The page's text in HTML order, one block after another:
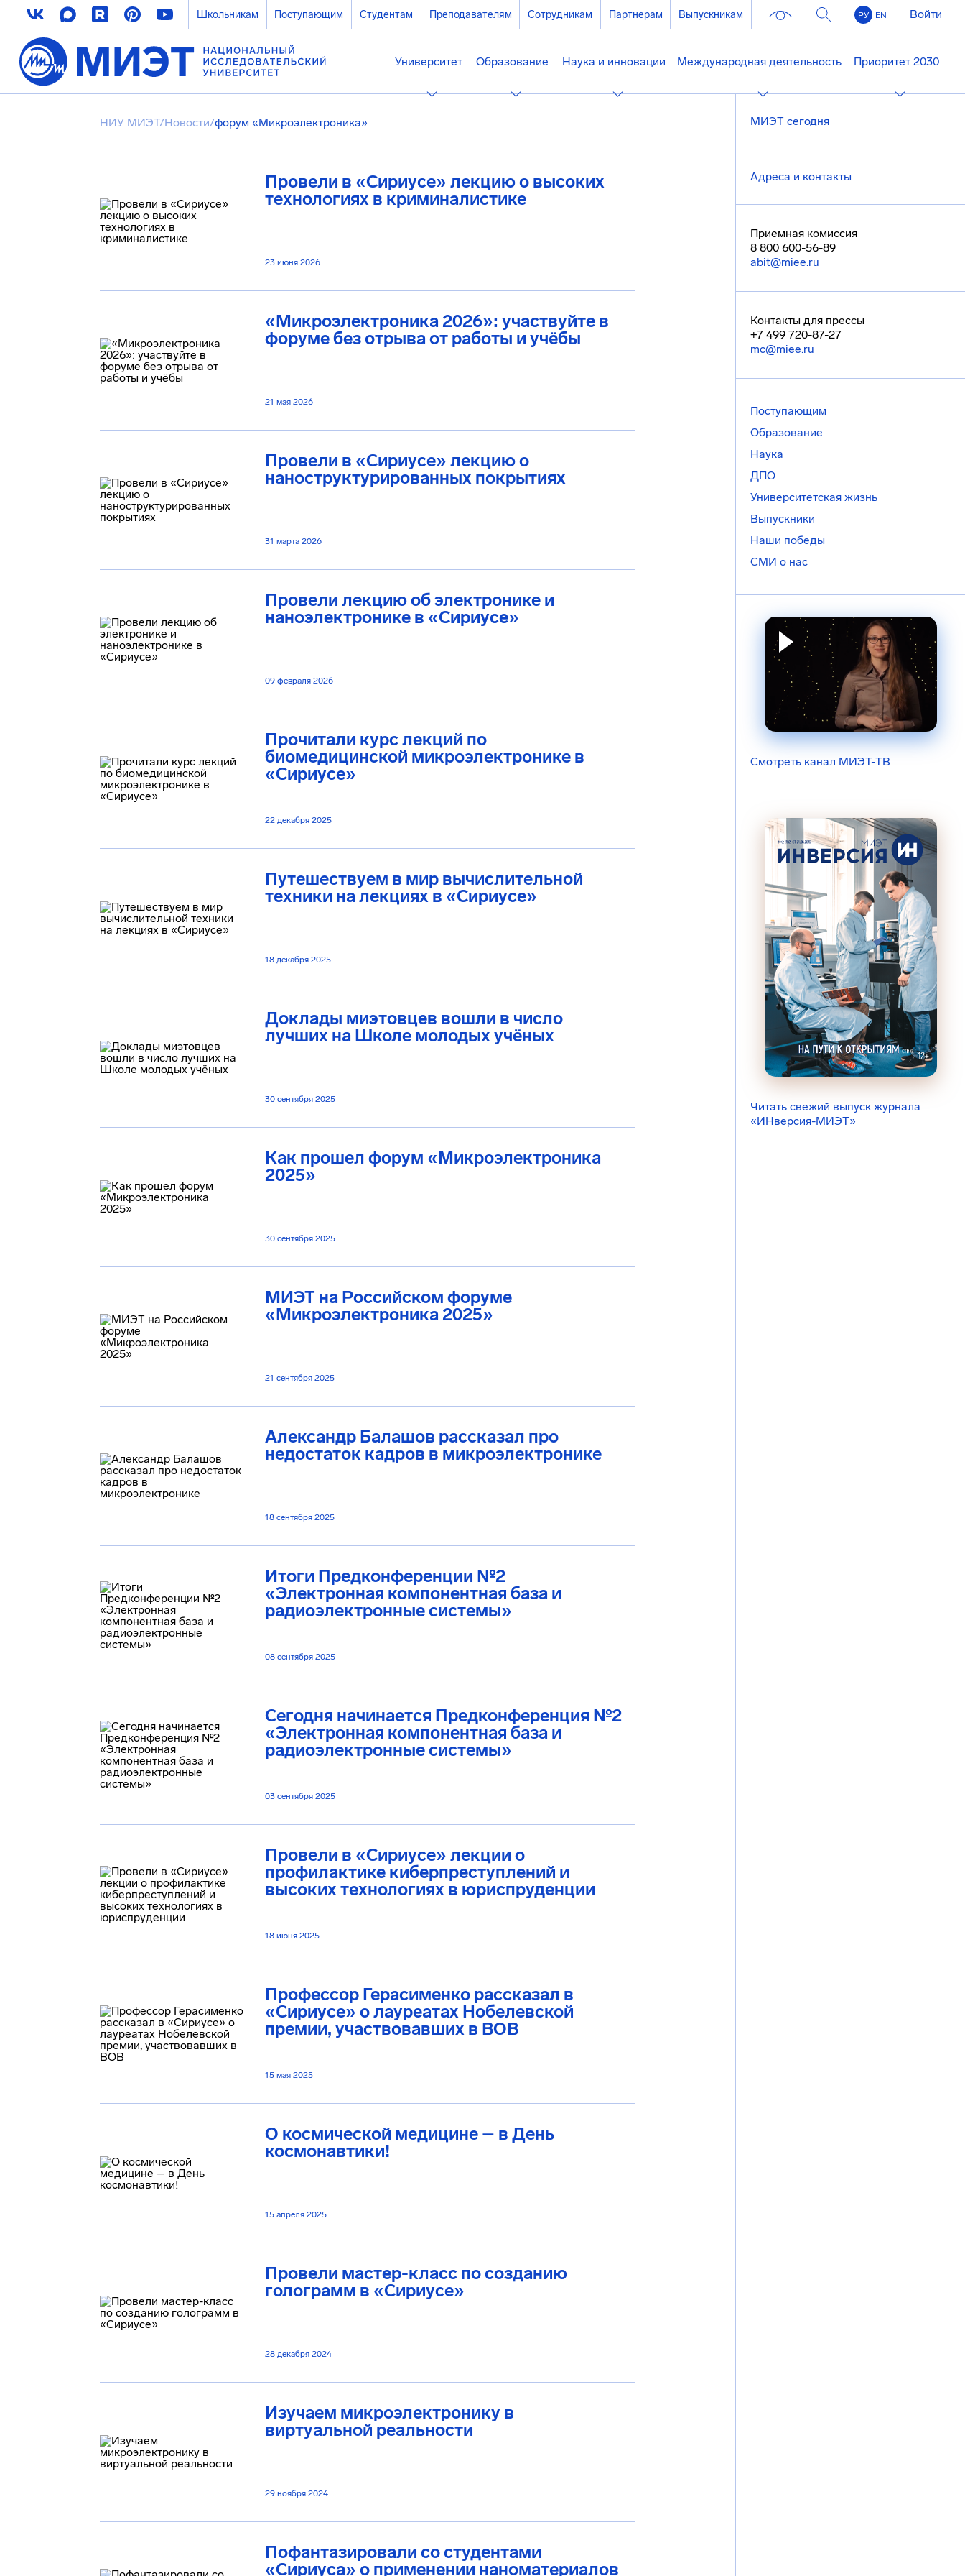
Школьникам Поступающим Студентам Преподавателям Сотрудникам Партнерам Выпускникам РУ EN Войти
Университет Образование Наука и инновации Международная деятельность Приоритет 2030
НИУ МИЭТ/Новости/форум «Микроэлектроника»
Провели в «Сириусе» лекцию о высоких
технологиях в криминалистике
23 июня 2026
«Микроэлектроника 2026»: участвуйте в
форуме без отрыва от работы и учёбы
21 мая 2026
Провели в «Сириусе» лекцию о
наноструктурированных покрытиях
31 марта 2026
Провели лекцию об электронике и
наноэлектронике в «Сириусе»
09 февраля 2026
Прочитали курс лекций по
биомедицинской микроэлектронике в
«Сириусе»
22 декабря 2025
Путешествуем в мир вычислительной
техники на лекциях в «Сириусе»
18 декабря 2025
Доклады миэтовцев вошли в число
лучших на Школе молодых учёных
30 сентября 2025
Как прошел форум «Микроэлектроника
2025»
30 сентября 2025
МИЭТ на Российском форуме
«Микроэлектроника 2025»
21 сентября 2025
Александр Балашов рассказал про
недостаток кадров в микроэлектронике
18 сентября 2025
Итоги Предконференции №2
«Электронная компонентная база и
радиоэлектронные системы»
08 сентября 2025
Сегодня начинается Предконференция №2
«Электронная компонентная база и
радиоэлектронные системы»
03 сентября 2025
Провели в «Сириусе» лекции о
профилактике киберпреступлений и
высоких технологиях в юриспруденции
18 июня 2025
Профессор Герасименко рассказал в
«Сириусе» о лауреатах Нобелевской
премии, участвовавших в ВОВ
15 мая 2025
О космической медицине – в День
космонавтики!
15 апреля 2025
Провели мастер-класс по созданию
голограмм в «Сириусе»
28 декабря 2024
Изучаем микроэлектронику в
виртуальной реальности
29 ноября 2024
Пофантазировали со студентами
«Сириуса» о применении наноматериалов
МИЭТ сегодня
Адреса и контакты
Приемная комиссия
8 800 600-56-89
abit@miee.ru
Контакты для прессы
+7 499 720-87-27
mc@miee.ru
Поступающим
Образование
Наука
ДПО
Университетская жизнь
Выпускники
Наши победы
СМИ о нас
Смотреть канал МИЭТ-ТВ
Читать свежий выпуск журнала
«ИНверсия-МИЭТ»